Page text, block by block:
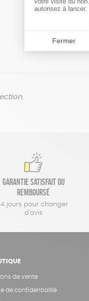
Garantie satisfait ou
remboursé
14 jours pour changer
d'avis
de vente
de confidentialité